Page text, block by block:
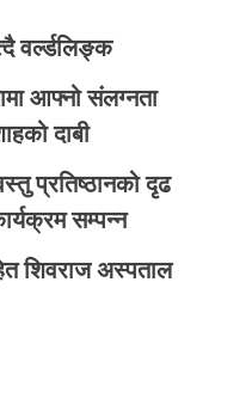
वर्ल्डलिङ्क
आफ्नो संलग्नता
दाबी
प्रतिष्ठानको दृढ
सम्पन्न
शिवराज अस्पताल